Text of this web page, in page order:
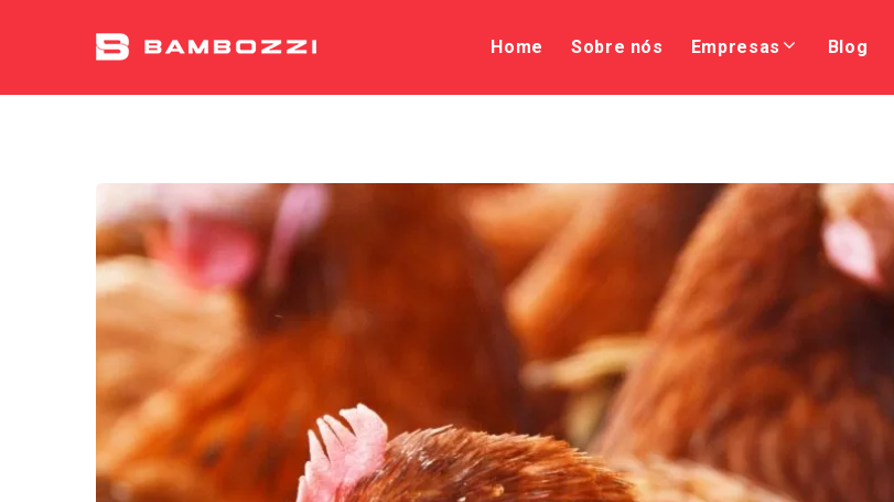
Home Sobre nós Empresas Blog